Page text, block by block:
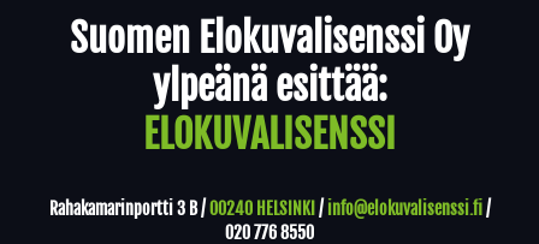
Suomen Elokuvalisenssi Oy
ylpeänä esittää:
ELOKUVALISENSSI
Rahakamarinportti 3 B /00240 HELSINKI / info@elokuvalisenssi.fi/
020 776 8550